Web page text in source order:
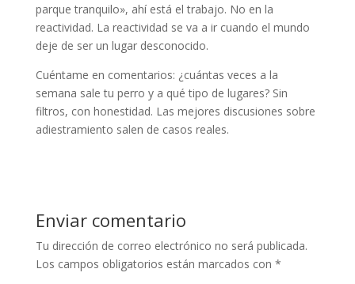
parque tranquilo», ahí está el trabajo. No en la
reactividad. La reactividad se va a ir cuando el mundo
deje de ser un lugar desconocido.
Cuéntame en comentarios: ¿cuántas veces a la
semana sale tu perro y a qué tipo de lugares? Sin
filtros, con honestidad. Las mejores discusiones sobre
adiestramiento salen de casos reales.
Enviar comentario
Tu dirección de correo electrónico no será publicada.
Los campos obligatorios están marcados con *